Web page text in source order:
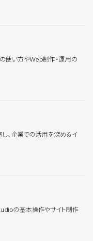
使い方やWeb制作・運用の
、企業での活用を深めるイ
の基本操作やサイト制作